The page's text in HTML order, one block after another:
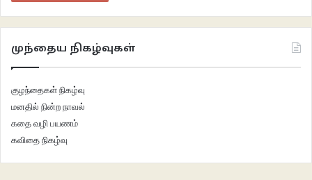
வந்துப் படுக்க வச்சேன். என்ன சொல்றதுன்னே புரியல. நாலு வீடு தள்ளி என்
கூடப் படிச்ச ஃப்ரண்டு இருக்கான். என் சின்ன வயசு கூட்டாளி அவன்தான்.
அவன்கிட்டயும், அவன் மனைவி கிட்டயும்தான் நல்லா மனம் விட்டு பேசும். போய்
அவங்க ரெண்டு பேரையும் கூட்டிட்டு வந்தேன். ரஞ்சி அப்படியழுதிச்சி. எனக்கு
ரொம்ப வருத்தமா இருந்திச்சி. அவங்க சாயந்திரம் வரை இருந்து பேசி சமாதானப்
முந்தைய நிகழ்வுகள்
குழந்தைகள் நிகழ்வு
மனதில் நின்ற நாவல்
கதை வழி பயணம்
கவிதை நிகழ்வு